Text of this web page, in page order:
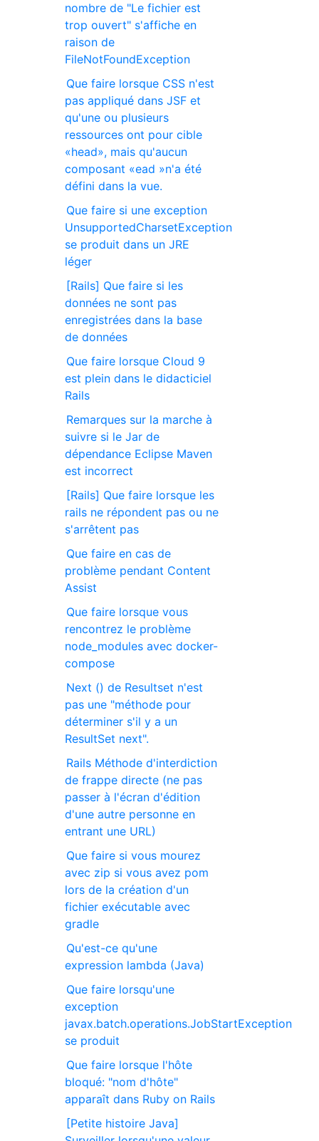
nombre de "Le fichier est
trop ouvert" s'affiche en
raison de
FileNotFoundException
Que faire lorsque CSS n'est
pas appliqué dans JSF et
qu'une ou plusieurs
ressources ont pour cible
«head», mais qu'aucun
composant «ead »n'a été
défini dans la vue.
Que faire si une exception
UnsupportedCharsetException
se produit dans un JRE
léger
[Rails] Que faire si les
données ne sont pas
enregistrées dans la base
de données
Que faire lorsque Cloud 9
est plein dans le didacticiel
Rails
Remarques sur la marche à
suivre si le Jar de
dépendance Eclipse Maven
est incorrect
[Rails] Que faire lorsque les
rails ne répondent pas ou ne
s'arrêtent pas
Que faire en cas de
problème pendant Content
Assist
Que faire lorsque vous
rencontrez le problème
node_modules avec docker-
compose
Next () de Resultset n'est
pas une "méthode pour
déterminer s'il y a un
ResultSet next".
Rails Méthode d'interdiction
de frappe directe (ne pas
passer à l'écran d'édition
d'une autre personne en
entrant une URL)
Que faire si vous mourez
avec zip si vous avez pom
lors de la création d'un
fichier exécutable avec
gradle
Qu'est-ce qu'une
expression lambda (Java)
Que faire lorsqu'une
exception
javax.batch.operations.JobStartException
se produit
Que faire lorsque l'hôte
bloqué: "nom d'hôte"
apparaît dans Ruby on Rails
[Petite histoire Java]